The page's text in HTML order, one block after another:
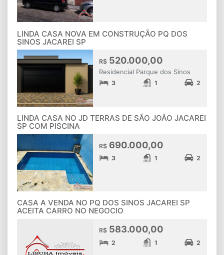
LINDA CASA NOVA EM CONSTRUÇÃO PQ DOS
SINOS JACAREI SP
R$ 520.000,00
Residencial Parque dos Sinos
3 1 2
LINDA CASA NO JD TERRAS DE SÃO JOÃO JACAREI
SP COM PISCINA
R$ 690.000,00
3 1 2
CASA A VENDA NO PQ DOS SINOS JACAREI SP
ACEITA CARRO NO NEGOCIO
R$ 583.000,00
2 1 2